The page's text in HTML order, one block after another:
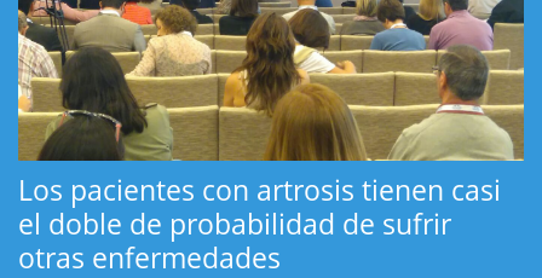
Los pacientes con artrosis tienen casi
el doble de probabilidad de sufrir
otras enfermedades